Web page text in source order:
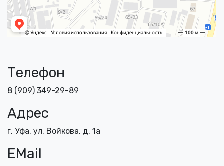
Телефон
8 (909) 349-29-89
Адрес
г. Уфа, ул. Войкова, д. 1а
EMail